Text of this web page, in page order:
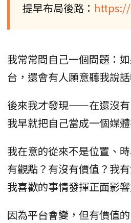
提早布局後路： https://
我常常問自己一個問題：
台，還會有人願意聽我說話
後來我才發現——在還沒有
我早就把自己當成一個媒體
我在意的從來不是位置、
有觀點？有沒有價值？我
我喜歡的事情發揮正面影響
因為平台會變，但有價值